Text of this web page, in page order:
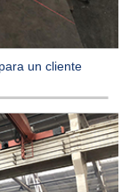
un cliente